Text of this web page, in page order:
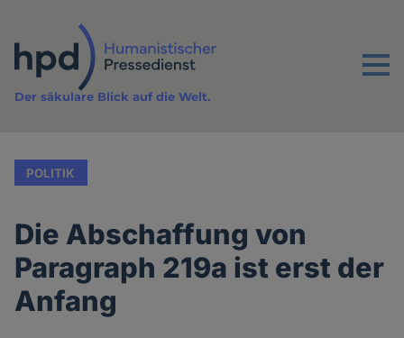
Inhalt
Menu
Der säkulare Blick auf die Welt.
POLITIK
Die Abschaffung von
Paragraph 219a ist erst der
Anfang